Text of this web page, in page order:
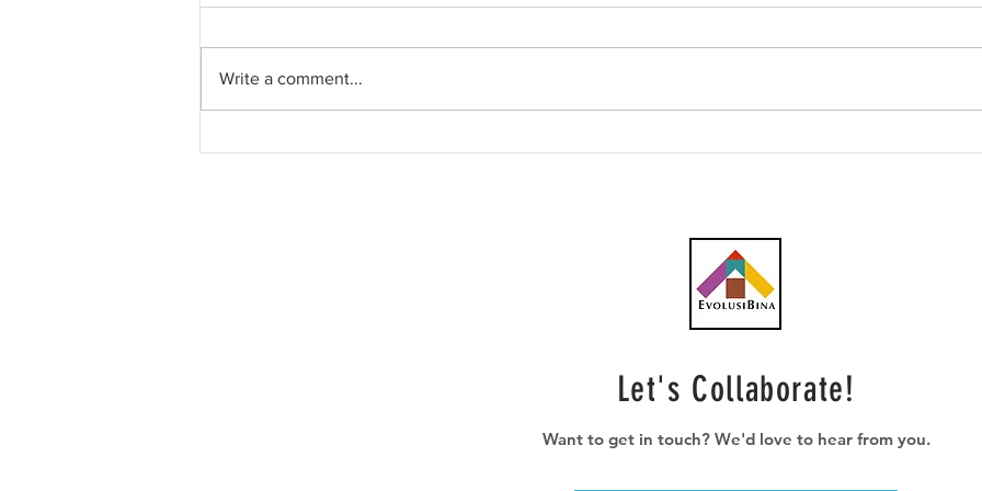
Write a comment...
Let's Collaborate!
Want to get in touch? We'd love to hear from you.